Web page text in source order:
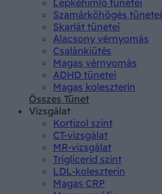
Szamárköhögés tünetei
Skarlát tünetei
Alacsony vérnyomás
Csalánkiütés
Magas vérnyomás
ADHD tünetei
Magas koleszterin
Összes Tünet
Vizsgálat
Kortizol szint
CT-vizsgálat
MR-vizsgálat
Triglicerid szint
LDL-koleszterin
Magas CRP